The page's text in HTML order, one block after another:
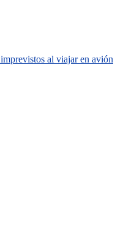
al viajar en avión